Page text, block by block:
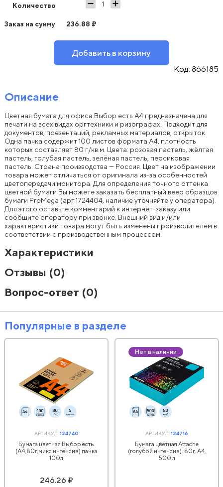
Количество
Заказ на сумму 236.88 ₽
Добавить в корзину
Код: 866185
Описание
Цветная бумага для офиса Выбор есть A4 предназначена для
печати на всех видах оргтехники и ризографах. Подходит для
документов, презентаций, рекламных материалов, открыток.
Одна пачка содержит 100 листов формата А4, плотность
которых составляет 80 г/кв.м. Цвета: розовая пастель, жёлтая
пастель, голубая пастель, зелёная пастель, персиковая
пастель. Страна производства — Россия. Цвет на изображении
товара может отличаться от оригинала из-за особенностей
цветопередачи монитора. Для определения точного оттенка
цветной бумаги Вы можете заказать бесплатный веер образцов
бумаги ProMegа (арт.1724404, наличие уточняйте у оператора).
Для этого оставьте комментарий к интернет-заказу или
сообщите оператору при звонке. Внешний вид и/или
характеристики товара могут быть изменены производителем в
соответствии с производственным процессом.
Характеристики
Отзывы (0)
Вопрос-ответ (0)
Популярные в разделе
АРТИКУЛ:124740
Бумага цветная Выбор есть
(А4,80г,микс интенсив) пачка
100л
246.26 ₽
Нет в наличии
АРТИКУЛ:124716
Бумага цветная Attache
(голубой интенсив), 80г, А4,
500 л